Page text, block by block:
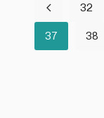
32
37 38